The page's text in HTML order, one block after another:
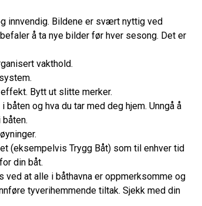
innvendig. Bildene er svært nyttig ved
å ta nye bilder før hver sesong. Det er
vakthold.
Bytt ut slitte merker.
og hva du tar med deg hjem. Unngå å
(eksempelvis Trygg Båt) som til enhver tid
din båt.
ved at alle i båthavna er oppmerksomme og
tyverihemmende tiltak. Sjekk med din